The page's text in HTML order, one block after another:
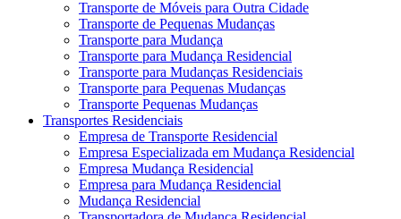
Transporte de Móveis para Outra Cidade
Transporte de Pequenas Mudanças
Transporte para Mudança
Transporte para Mudança Residencial
Transporte para Mudanças Residenciais
Transporte para Pequenas Mudanças
Transporte Pequenas Mudanças
Transportes Residenciais
Empresa de Transporte Residencial
Empresa Especializada em Mudança Residencial
Empresa Mudança Residencial
Empresa para Mudança Residencial
Mudança Residencial